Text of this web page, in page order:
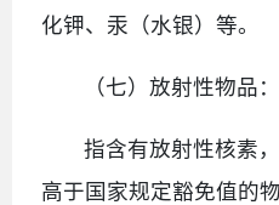
化钾、汞（水银）等。
（七）放射性物品：
指含有放射性核素
高于国家规定豁免值的物